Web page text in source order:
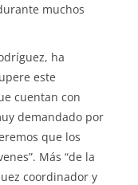
muchos
ha
este
cuentan con
demandado por
que los
Más “de la
coordinador y